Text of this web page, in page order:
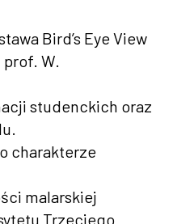
Bird’s Eye View
W.
studenckich oraz
charakterze
malarskiej
Trzeciego